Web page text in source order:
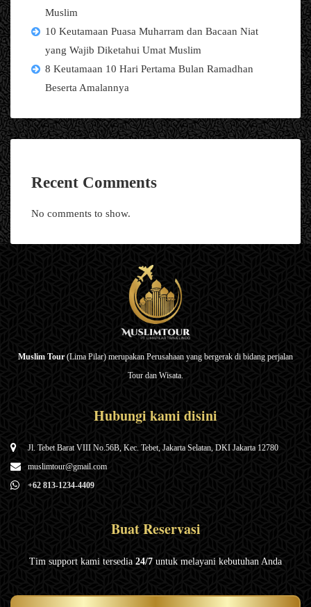
Muslim
10 Keutamaan Puasa Muharram dan Bacaan Niat
yang Wajib Diketahui Umat Muslim
8 Keutamaan 10 Hari Pertama Bulan Ramadhan
Beserta Amalannya
Recent Comments
No comments to show.
Muslim Tour(Lima Pilar) merupakan Perusahaan yang bergerak di bidang perjalan
Tour dan Wisata.
Hubungi kami disini
Jl. Tebet Barat VIII No.56B, Kec. Tebet, Jakarta Selatan, DKI Jakarta 12780
muslimtour@gmail.com
+62 813-1234-4409
Buat Reservasi
Tim support kami tersedia 24/7 untuk melayani kebutuhan Anda